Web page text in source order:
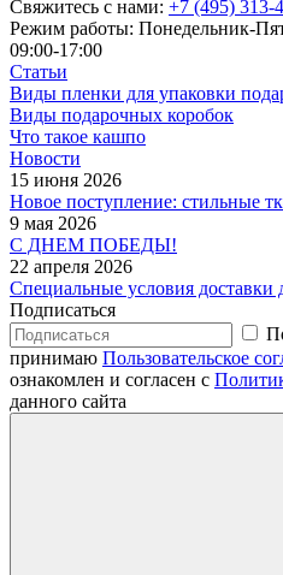
Свяжитесь с нами: +7 (495) 313-
Режим работы: Понедельник-
09:00-17:00
Статьи
Виды пленки для упаковки
Виды подарочных коробок
Что такое кашпо
Новости
15 июня 2026
Новое поступление: стильные
9 мая 2026
С ДНЕМ ПОБЕДЫ!
22 апреля 2026
Специальные условия доставки
Подписаться
принимаю Пользовательское
ознакомлен и согласен с
данного сайта